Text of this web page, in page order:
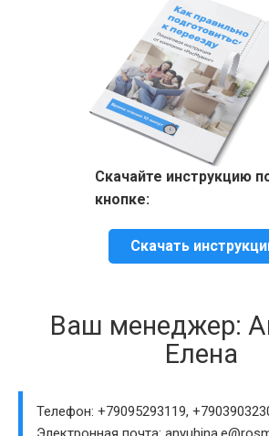
Скачайте инструкцию
кнопке:
Скачать
Ваш менеджер:
Елена
Телефон: +79095293119,